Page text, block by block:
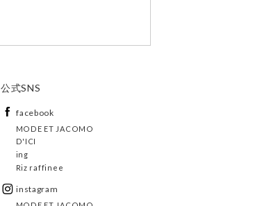
公式SNS
facebook
MODE ET JACOMO
D'ICI
ing
Riz raffinee
instagram